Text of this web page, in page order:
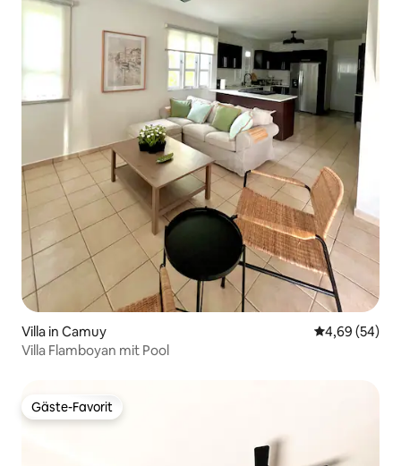
Villa in Camuy
4,69 (54)
Villa Flamboyan mit Pool
Gäste-Favorit
Gäste-Favorit